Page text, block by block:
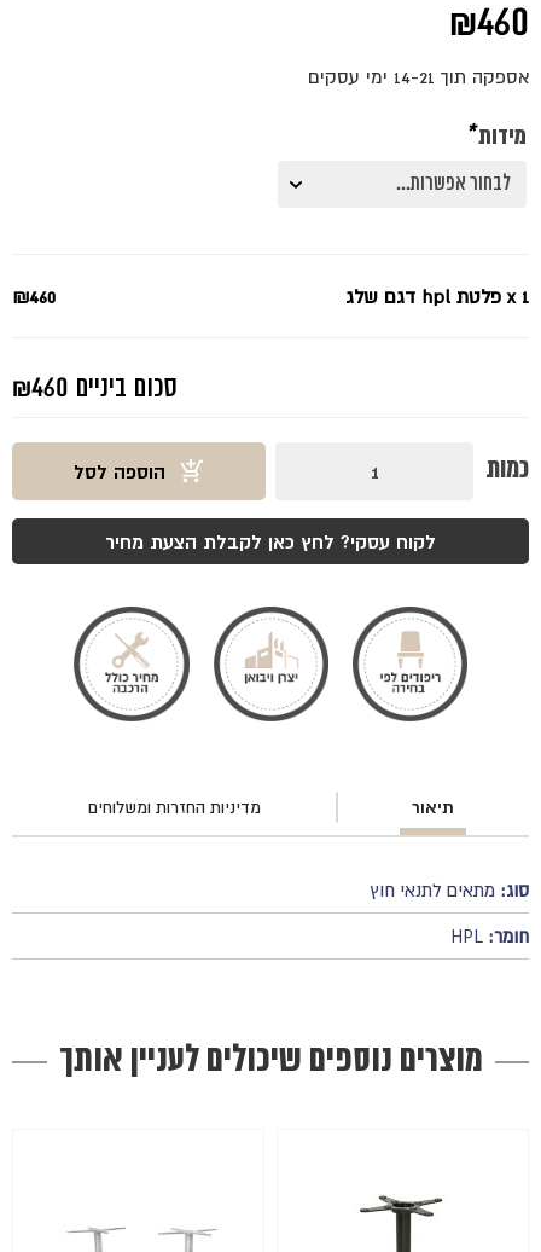
₪460
אספקה תוך 14-21 ימי עסקים
מידות*
x 1פלטת hpl דגם שלג ₪460
סכום ביניים ₪460
כמות
hpl
שלג
הוספה לסל
לקוח עסקי? לחץ כאן לקבלת הצעת מחיר
תיאור מדיניות החזרות ומשלוחים
סוג: מתאים לתנאי חוץ
חומר:
מוצרים נוספים שיכולים לעניין אותך